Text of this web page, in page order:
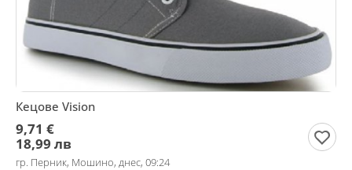
Кецове Vision
9,71 €
18,99 лв
гр. Перник, Мошино, днес, 09:24